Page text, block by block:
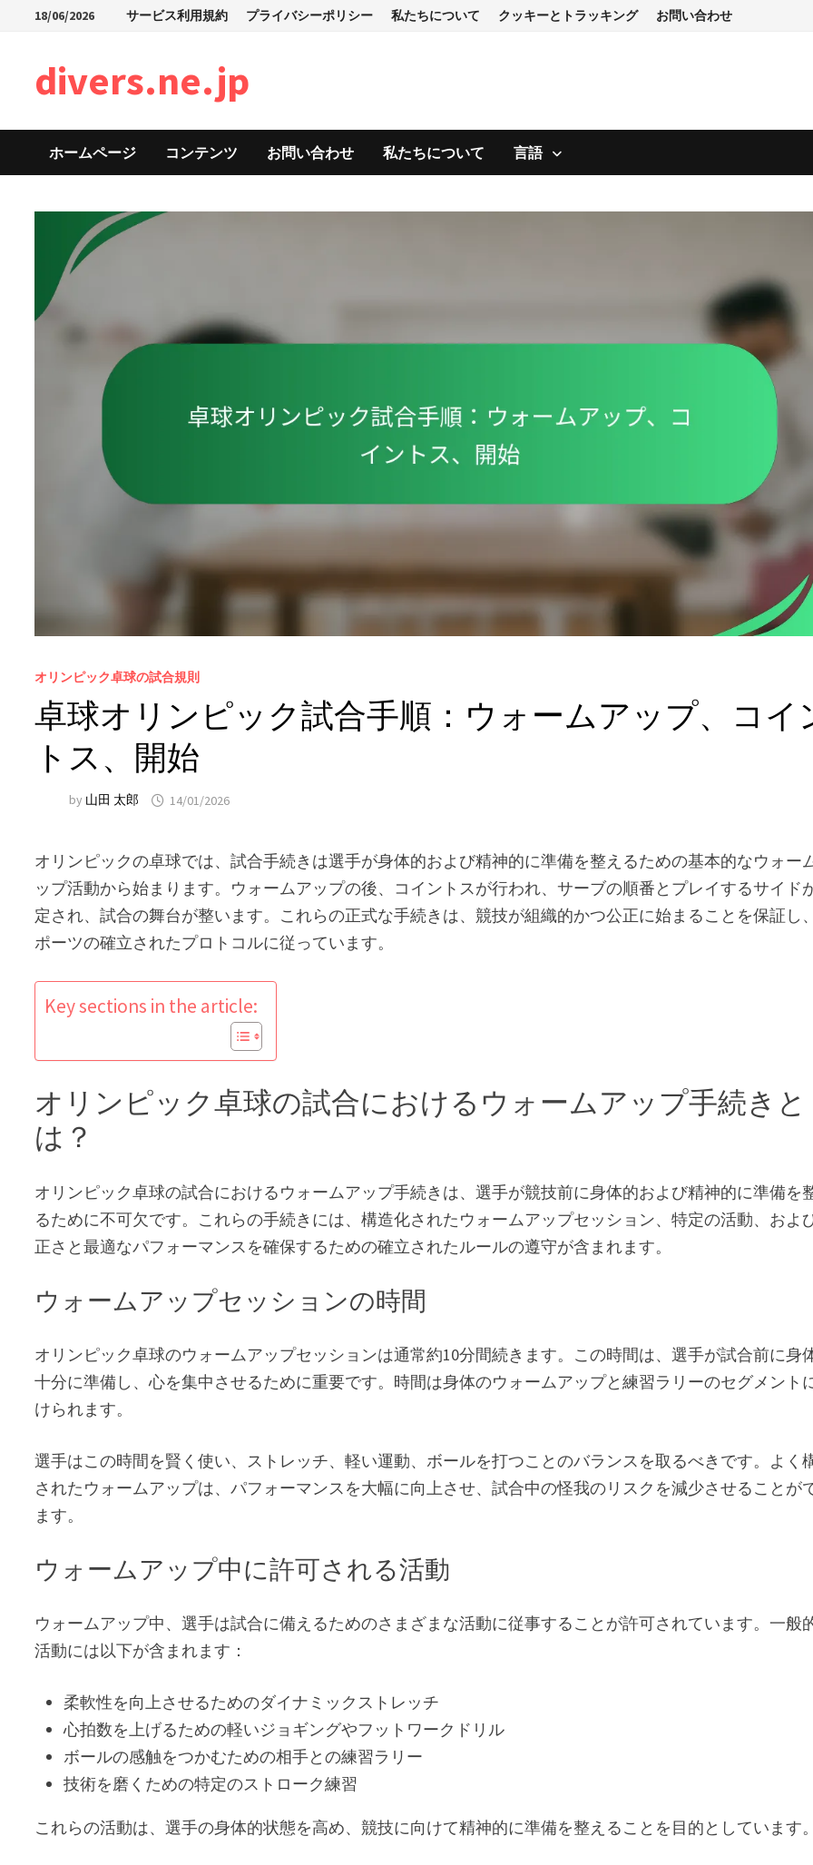
18/06/2026 サービス利用規約 プライバシーポリシー 私たちについて クッキーとトラッキング お問い合わせ
divers.ne.jp
ホームページ コンテンツ お問い合わせ 私たちについて 言語
オリンピック卓球の試合規則
卓球オリンピック試合手順：ウォームアップ、コイ
トス、開始
by 山田 太郎 14/01/2026
オリンピックの卓球では、試合手続きは選手が身体的および精神的に準備を整えるための基本的なウォー
ップ活動から始まります。ウォームアップの後、コイントスが行われ、サーブの順番とプレイするサイド
定され、試合の舞台が整います。これらの正式な手続きは、競技が組織的かつ公正に始まることを保証し
ポーツの確立されたプロトコルに従っています。
Key sections in the article:
オリンピック卓球の試合におけるウォームアップ手続きと
は？
オリンピック卓球の試合におけるウォームアップ手続きは、選手が競技前に身体的および精神的に準備を
るために不可欠です。これらの手続きには、構造化されたウォームアップセッション、特定の活動、およ
正さと最適なパフォーマンスを確保するための確立されたルールの遵守が含まれます。
ウォームアップセッションの時間
オリンピック卓球のウォームアップセッションは通常約10分間続きます。この時間は、選手が試合前に身
十分に準備し、心を集中させるために重要です。時間は身体のウォームアップと練習ラリーのセグメント
けられます。
選手はこの時間を賢く使い、ストレッチ、軽い運動、ボールを打つことのバランスを取るべきです。よく
されたウォームアップは、パフォーマンスを大幅に向上させ、試合中の怪我のリスクを減少させることが
ます。
ウォームアップ中に許可される活動
ウォームアップ中、選手は試合に備えるためのさまざまな活動に従事することが許可されています。一般
活動には以下が含まれます：
柔軟性を向上させるためのダイナミックストレッチ
心拍数を上げるための軽いジョギングやフットワークドリル
ボールの感触をつかむための相手との練習ラリー
技術を磨くための特定のストローク練習
これらの活動は、選手の身体的状態を高め、競技に向けて精神的に準備を整えることを目的としています。